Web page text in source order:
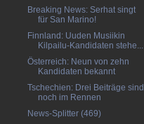
Breaking News: Serhat singt
für San Marino!
Finnland: Uuden Musiikin
Kilpailu-Kandidaten stehe...
Österreich: Neun von zehn
Kandidaten bekannt
Tschechien: Drei Beiträge sind
noch im Rennen
News-Splitter (469)